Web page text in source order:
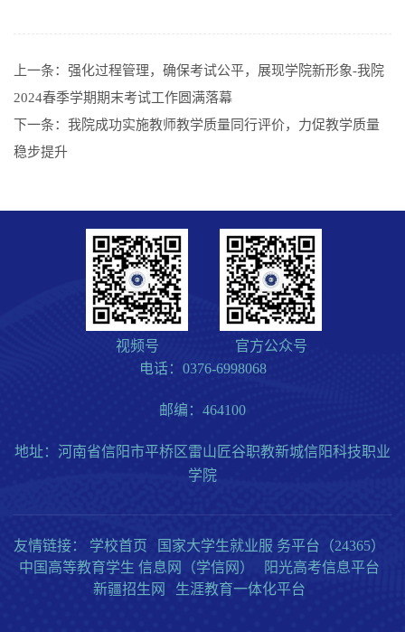
上一条： 强化过程管理，确保考试公平，展现学院新形象-我院
2024春季学期期末考试工作圆满落幕
下一条： 我院成功实施教师教学质量同行评价，力促教学质量
稳步提升
官方公众号
视频号
电话：0376-6998068
邮编：464100
地址：河南省信阳市平桥区雷山匠谷职教新城信阳科技职业
学院
友情链接： 学校首页
国家大学生就业服 务平台（24365）
中国高等教育学生 信息网（学信网）
阳光高考信息平台
新疆招生网
生涯教育一体化平台